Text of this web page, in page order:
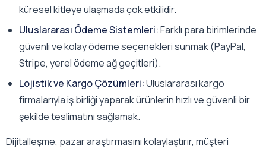
küresel kitleye ulaşmada çok etkilidir.
Uluslararası Ödeme Sistemleri:Farklı para birimlerinde
güvenli ve kolay ödeme seçenekleri sunmak (PayPal,
Stripe, yerel ödeme ağ geçitleri).
Lojistik ve Kargo Çözümleri:Uluslararası kargo
firmalarıyla iş birliği yaparak ürünlerin hızlı ve güvenli bir
şekilde teslimatını sağlamak.
Dijitalleşme, pazar araştırmasını kolaylaştırır, müşteri